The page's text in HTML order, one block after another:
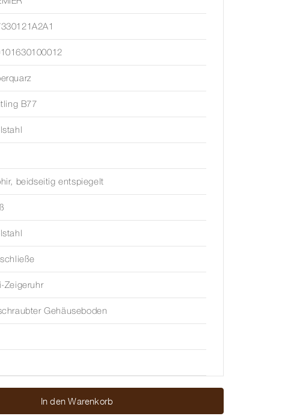
B77
beidseitig entspiegelt
Zeigeruhr
Gehäuseboden
In den Warenkorb